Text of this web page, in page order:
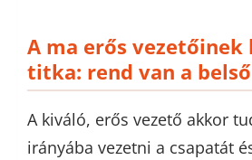
A ma erős vezetőinek
titka: rend van a
A kiváló, erős vezető akkor
irányába vezetni a csapatát